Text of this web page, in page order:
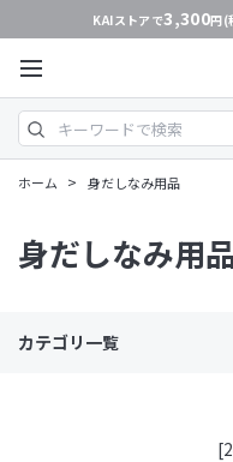
KAIストアで3,300円(
ホーム > 身だしなみ用品
身だしなみ用
カテゴリ一覧